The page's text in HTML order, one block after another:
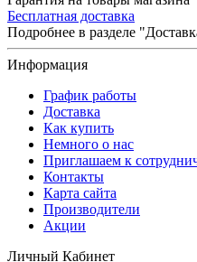
Бесплатная доставка
Подробнее в разделе
Информация
График работы
Доставка
Как купить
Немного о нас
Приглашаем к
Контакты
Карта сайта
Производители
Акции
Личный Кабинет